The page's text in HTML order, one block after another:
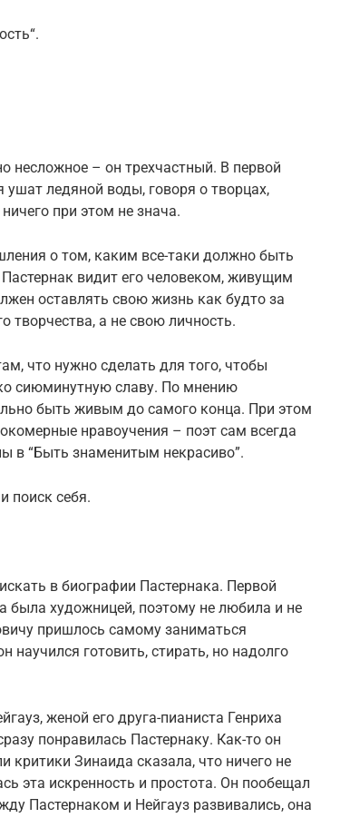
несложное – он трехчастный. В первой
ушат ледяной воды, говоря о творцах,
при этом не знача.
о том, каким все-таки должно быть
видит его человеком, живущим
оставлять свою жизнь как будто за
творчества, а не свою личность.
что нужно сделать для того, чтобы
сиюминутную славу. По мнению
быть живым до самого конца. При этом
нравоучения – поэт сам всегда
в “Быть знаменитым некрасиво”.
поиск себя.
в биографии Пастернака. Первой
была художницей, поэтому не любила и не
пришлось самому заниматься
готовить, стирать, но надолго
женой его друга-пианиста Генриха
понравилась Пастернаку. Как-то он
критики Зинаида сказала, что ничего не
эта искренность и простота. Он пообещал
Пастернаком и Нейгауз развивались, она